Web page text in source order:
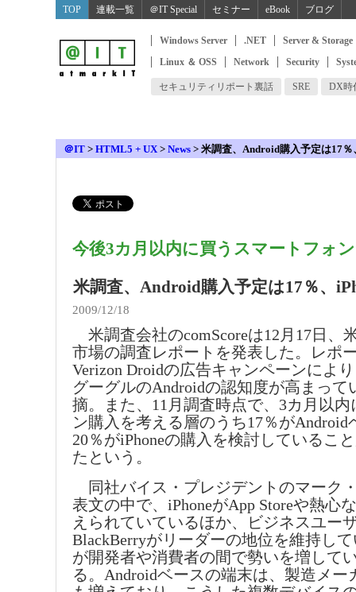
TOP 連載一覧 ＠IT Special セミナー eBook ブログ
Windows Server .NET
Server & Storage
Linux ＆ OSS
Network Security
セキュリティリポート裏話 SRE DX時
＠IT > HTML5 + UX> News > 米調査、Android購入予定は17％
今後3カ月以内に買うスマートフォ
米調査、Android購入予定は17％、
2009/12/18
米調査会社のcomScoreは12月17日、
市場の調査レポートを発表した。レポ
Verizon Droidの広告キャンペーンによ
グーグルのAndroidの認知度が高まって
摘。また、11月調査時点で、3カ月以
ン購入を考える層のうち17％がAndroid
20％がiPhoneの購入を検討しているこ
たという。
同社バイス・プレジデントのマーク
表文の中で、iPhoneがApp Storeや熱心
えられていているほか、ビジネスユー
BlackBerryがリーダーの地位を維持し
が開発者や消費者の間で勢いを増して
る。Androidベースの端末は、製造メー